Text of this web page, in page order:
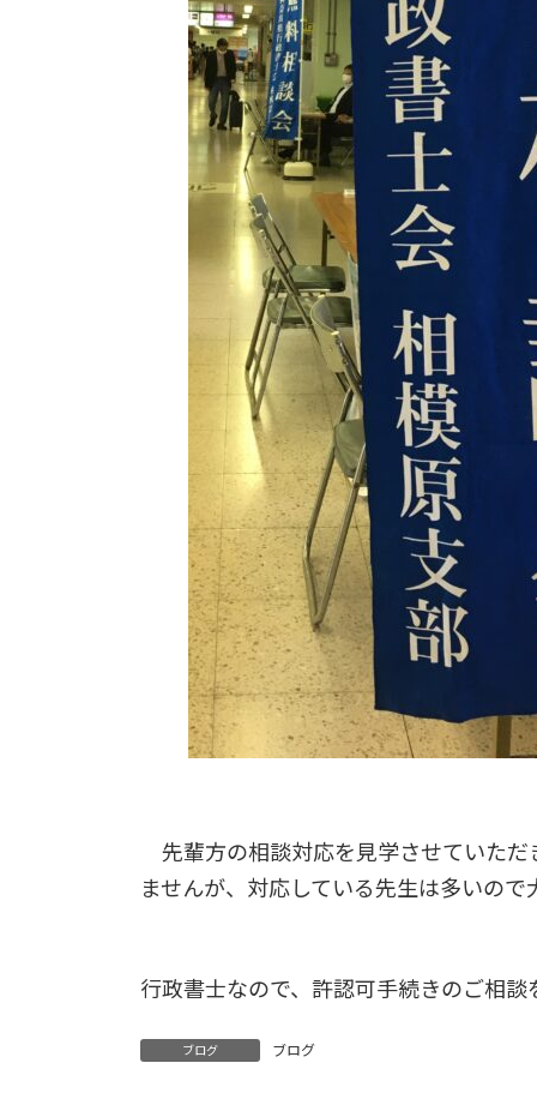
先輩方の相談対応を見学させていただ
ませんが、対応している先生は多いの
行政書士なので、許認可手続きのご相談
ブログ ブログ